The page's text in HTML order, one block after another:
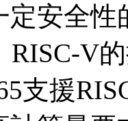
定安全
RISC-V
支援